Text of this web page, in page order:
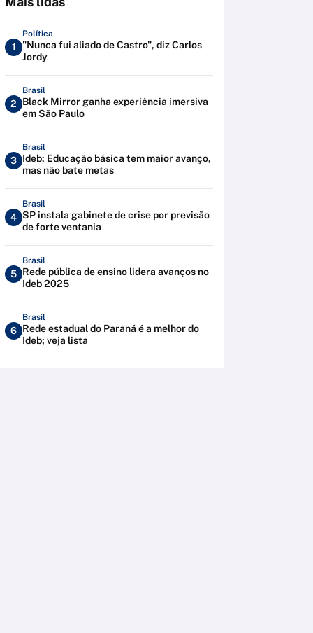
1
Política
"Nunca fui aliado de Castro", diz Carlos
Jordy
2
Brasil
Black Mirror ganha experiência imersiva
em São Paulo
3
Brasil
Ideb: Educação básica tem maior avanço,
mas não bate metas
4
Brasil
SP instala gabinete de crise por previsão
de forte ventania
5
Brasil
Rede pública de ensino lidera avanços no
Ideb 2025
6
Brasil
Rede estadual do Paraná é a melhor do
Ideb; veja lista